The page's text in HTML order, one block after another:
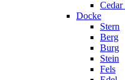
Docke
Stern
Berg
Burg
Stein
Fels